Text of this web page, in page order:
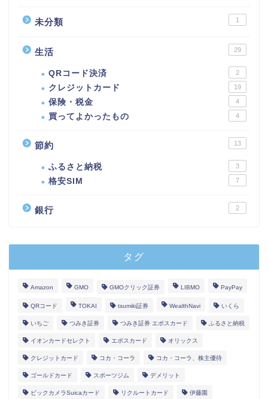
未分類 1
生活 29
QRコード決済 2
クレジットカード 19
保険・税金 4
買ってよかったもの 4
節約 13
ふるさと納税 3
格安SIM 7
銀行 2
タグ
Amazon GMO GMOクリック証券 LIBMO PayPay
QRコード TOKAI tsumiki証券 WealthNavi いくら
いちご つみき証券 つみき証券 エポスカード ふるさと納税
イオンカードセレクト エポスカード オリックス
クレジットカード コカ・コーラ コカ・コーラ、株主優待
ゴールドカード スポーツジム デメリット
ビックカメラSuicaカード リクルートカード 伊藤園